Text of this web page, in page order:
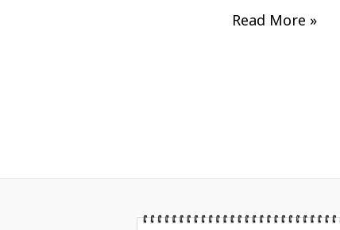
Read More »